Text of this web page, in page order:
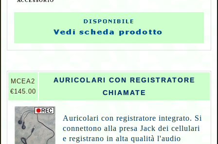
MCEA2
€145.00
AURICOLARI CON REGISTRATORE
CHIAMATE
Auricolari con registratore integrato. Si
connettono alla presa Jack dei cellulari
e registrano in alta qualità l'audio